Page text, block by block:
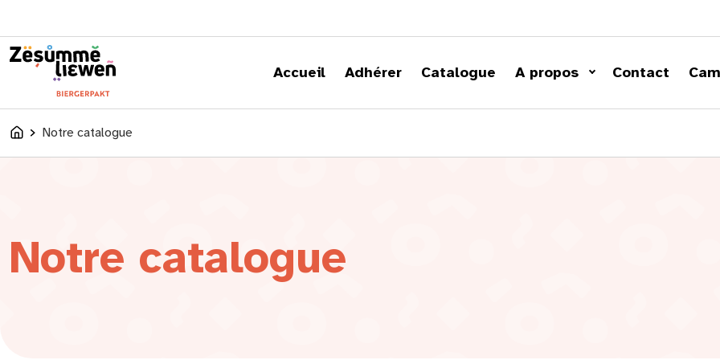
Accueil Adhérer Catalogue A propos Contact
AccueilNotre catalogue
Notre catalogue